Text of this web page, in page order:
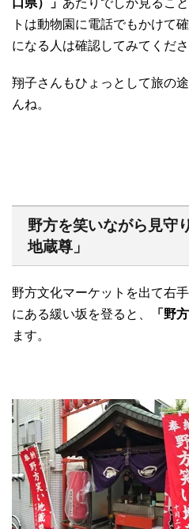
口県）」 あたりでしか見るこ
トは動物園に電話でもかけて
になる人は確認してみてくださ
翔子さんもひょっとして旅の
んね。
野方を笑いながら見守
地蔵尊」
野方文化マーケットを出て右
にある緩い坂を登ると、
「野
ます。